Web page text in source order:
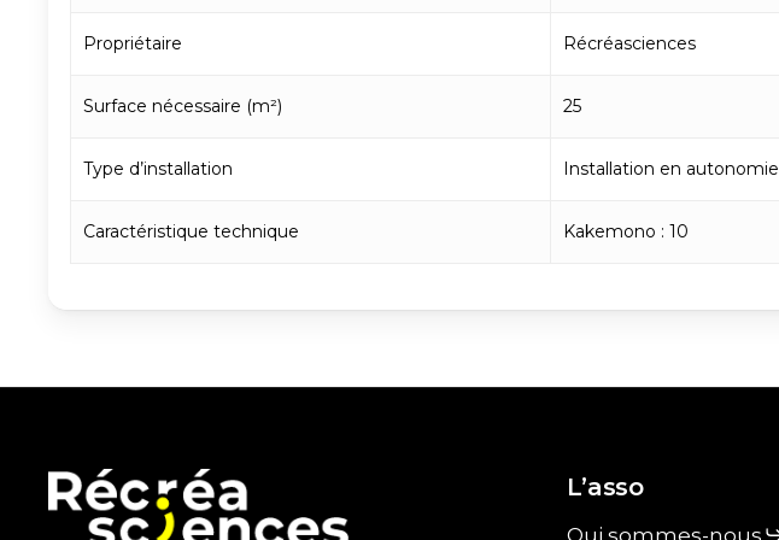
Propriétaire Récréasciences
Surface nécessaire (m²) 25
Type d’installation Installation en autonomie
Caractéristique technique Kakemono : 10
L’asso
Qui sommes-nous